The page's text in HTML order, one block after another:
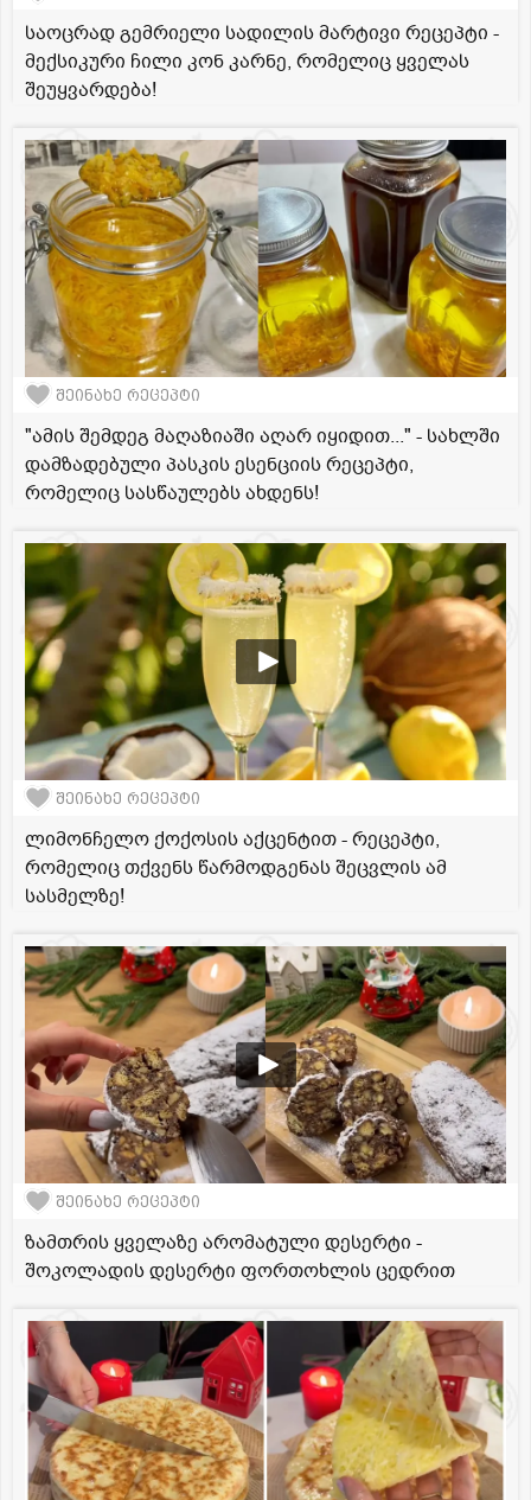
საოცრად გემრიელი სადილის მარტივი რეცეპტი -
მექსიკური ჩილი კონ კარნე, რომელიც ყველას
შეუყვარდება!
შეინახე რეცეპტი
"ამის შემდეგ მაღაზიაში აღარ იყიდით..." - სახლში
დამზადებული პასკის ესენციის რეცეპტი,
რომელიც სასწაულებს ახდენს!
შეინახე რეცეპტი
ლიმონჩელო ქოქოსის აქცენტით - რეცეპტი,
რომელიც თქვენს წარმოდგენას შეცვლის ამ
სასმელზე!
შეინახე რეცეპტი
ზამთრის ყველაზე არომატული დესერტი -
შოკოლადის დესერტი ფორთოხლის ცედრით